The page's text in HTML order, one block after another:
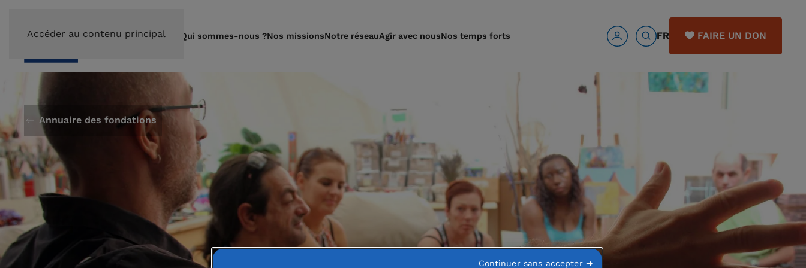
Accéder au contenu principal Qui sommes-nous ?Nos missionsNotre réseauAgir avec nousNos temps forts FR FAIRE UN DON
Annuaire des fondations
Continuer sans accepter ➜